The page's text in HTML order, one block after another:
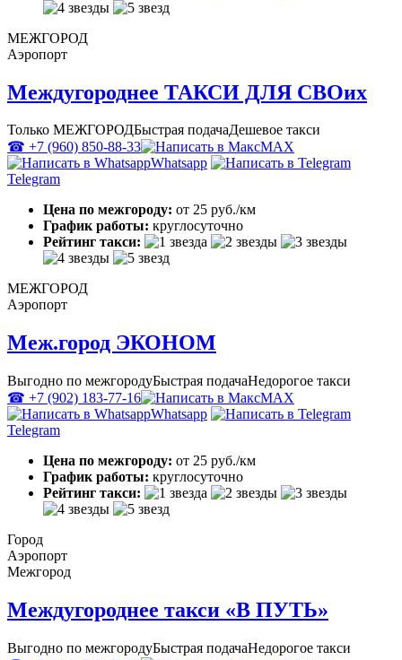
МЕЖГОРОД
Аэропорт
Междугороднее ТАКСИ ДЛЯ СВОих
Только МЕЖГОРОДБыстрая подачаДешевое такси
☎ +7 (960) 850-88-33
MAX
Whatsapp
Telegram
Цена по межгороду: от 25 руб./км
График работы: круглосуточно
Рейтинг такси:
МЕЖГОРОД
Аэропорт
Меж.город ЭКОНОМ
Выгодно по межгородуБыстрая подачаНедорогое такси
☎ +7 (902) 183-77-16
MAX
Whatsapp
Telegram
Цена по межгороду: от 25 руб./км
График работы: круглосуточно
Рейтинг такси:
Город
Аэропорт
Межгород
Междугороднее такси «В ПУТЬ»
Выгодно по межгородуБыстрая подачаНедорогое такси